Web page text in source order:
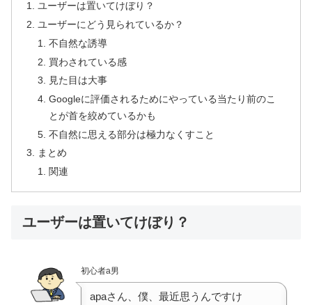
ユーザーは置いてけぼり？
ユーザーにどう見られているか？
不自然な誘導
買わされている感
見た目は大事
Googleに評価されるためにやっている当たり前のこ
とが首を絞めているかも
不自然に思える部分は極力なくすこと
まとめ
関連
ユーザーは置いてけぼり？
初心者a男
apaさん、僕、最近思うんですけ